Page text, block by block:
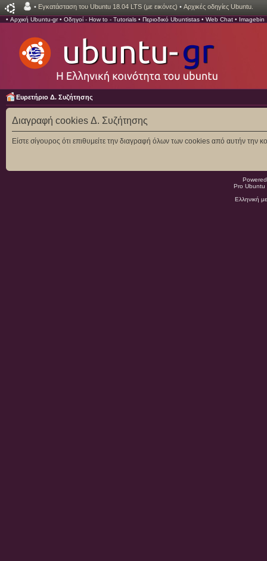
• Εγκατάσταση του Ubuntu 18.04 LTS (με εικόνες) • Αρχικές οδηγίες Ubuntu.
• Αρχική Ubuntu-gr• Οδηγοί - How to - Tutorials • Περιοδικό Ubuntistas • Web Chat • Imagebin
Ευρετήριο Δ. Συζήτησης
Διαγραφή cookies Δ. Συζήτησης
Είστε σίγουρος ότι επιθυμείτε την διαγραφή όλων των cookies από αυτήν την
Pro
Ελληνική